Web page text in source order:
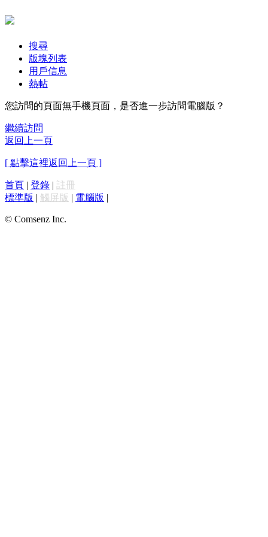
搜尋
版塊列表
用戶信息
熱帖
您訪問的頁面無手機頁面，是否進一步訪問電腦版？
繼續訪問
返回上一頁
[ 點擊這裡返回上一頁 ]
首頁 | 登錄 | 註冊
標準版 | 觸屏版 | 電腦版 |
© Comsenz Inc.